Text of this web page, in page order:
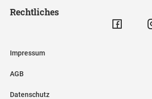
Rechtliches
Impressum
AGB
Datenschutz